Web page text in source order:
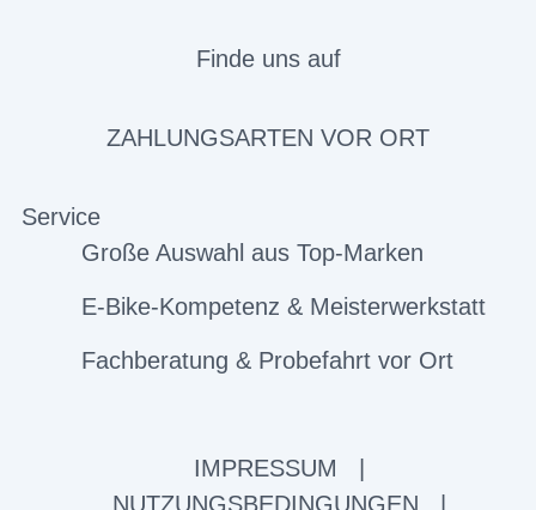
Finde uns auf
ZAHLUNGSARTEN VOR ORT
Service
Große Auswahl aus Top-Marken
E-Bike-Kompetenz & Meisterwerkstatt
Fachberatung & Probefahrt vor Ort
IMPRESSUM
NUTZUNGSBEDINGUNGEN